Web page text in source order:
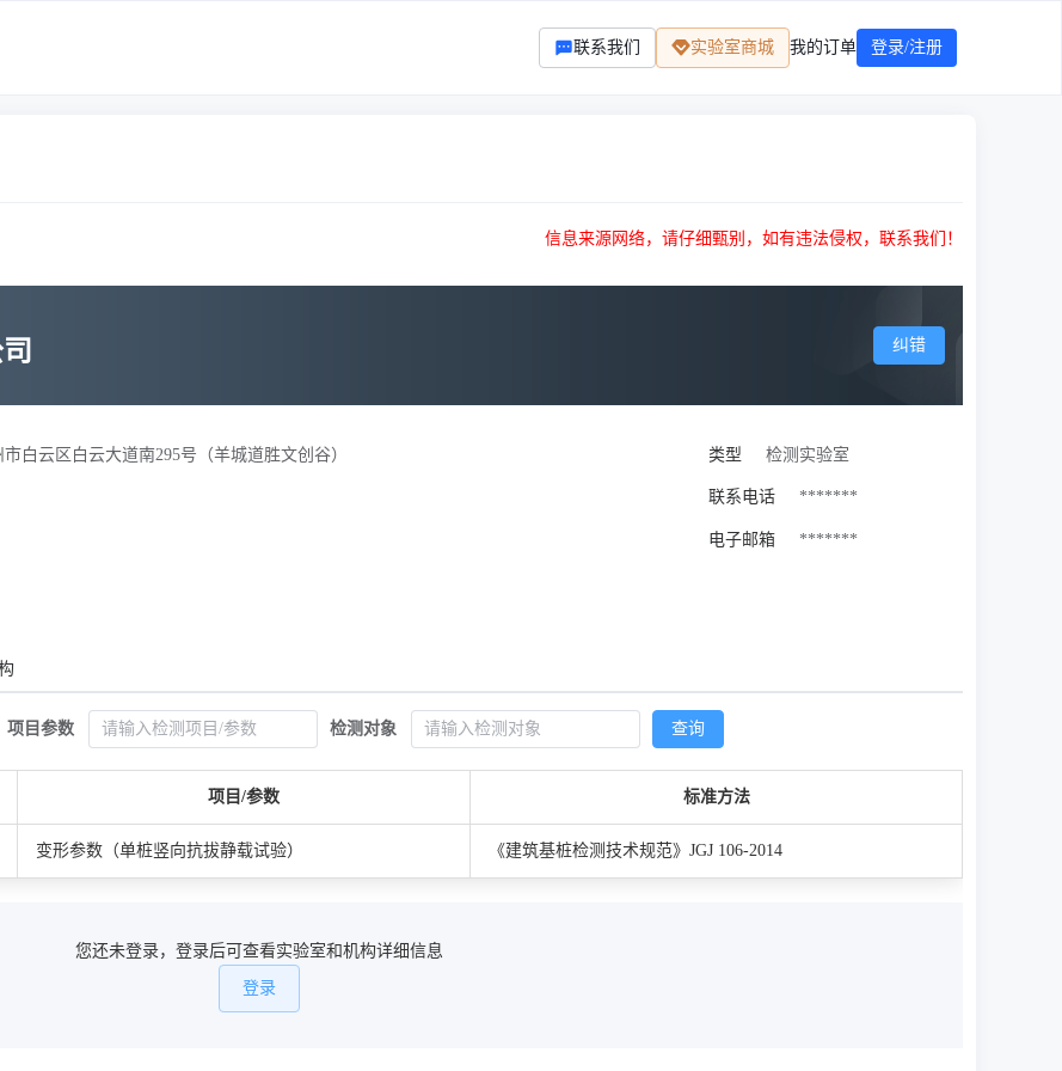
联系我们 实验室商城 我的订单 登录/注册
信息来源网络，请仔细甄别，如有违法侵权，联系我们！
纠错
白云区白云大道南295号（羊城道胜文创谷） 类型 检测实验室
联系电话 *******
电子邮箱 *******
项目参数 检测对象 查询
项目/参数 标准方法
变形参数（单桩竖向抗拔静载试验） 《建筑基桩检测技术规范》JGJ 106-2014
您还未登录，登录后可查看实验室和机构详细信息
登录